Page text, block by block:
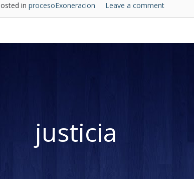
in procesoExoneracion Leave a comment
justicia